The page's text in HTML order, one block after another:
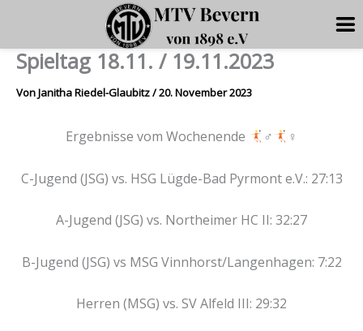
Zum
Inhalt
springen
Spieltag 18.11. / 19.11.2023
VonJanitha Riedel-Glaubitz/20. November 2023
Ergebnisse vom Wochenende ‍♂ ‍♀
C-Jugend (JSG) vs. HSG Lügde-Bad Pyrmont e.V.: 27:13
A-Jugend (JSG) vs. Northeimer HC II: 32:27
B-Jugend (JSG) vs MSG Vinnhorst/Langenhagen: 7:22
Herren (MSG) vs. SV Alfeld III: 29:32